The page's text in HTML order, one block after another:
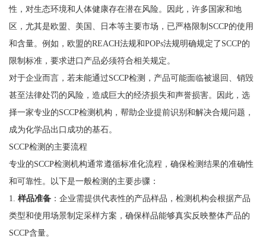
性，对生态环境和人体健康存在潜在风险。因此，许多国家和地
区，尤其是欧盟、美国、日本等主要市场，已严格限制SCCP的使用
和含量。例如，欧盟的REACH法规和POPs法规明确规定了SCCP的
限制标准，要求进口产品必须符合相关规定。
对于企业而言，若未能通过SCCP检测，产品可能面临被退回、销毁
甚至法律处罚的风险，造成巨大的经济损失和声誉损害。因此，选
择一家专业的SCCP检测机构，帮助企业提前识别和解决合规问题，
成为化学品出口成功的基石。
SCCP检测的主要流程
专业的SCCP检测机构通常遵循标准化流程，确保检测结果的准确性
和可靠性。以下是一般检测的主要步骤：
1. 样品准备：企业需提供代表性的产品样品，检测机构会根据产品
类型和使用场景制定采样方案，确保样品能够真实反映整体产品的
SCCP含量。